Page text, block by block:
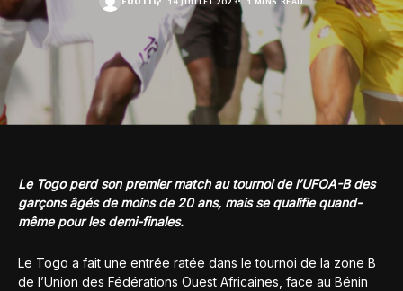
Le Togo perd son premier match au tournoi de l’UFOA-B des
garçons âgés de moins de 20 ans, mais se qualifie quand-
même pour les demi-finales.
Le Togo a fait une entrée ratée dans le tournoi de la zone B
de l’Union des Fédérations Ouest Africaines, face au Bénin